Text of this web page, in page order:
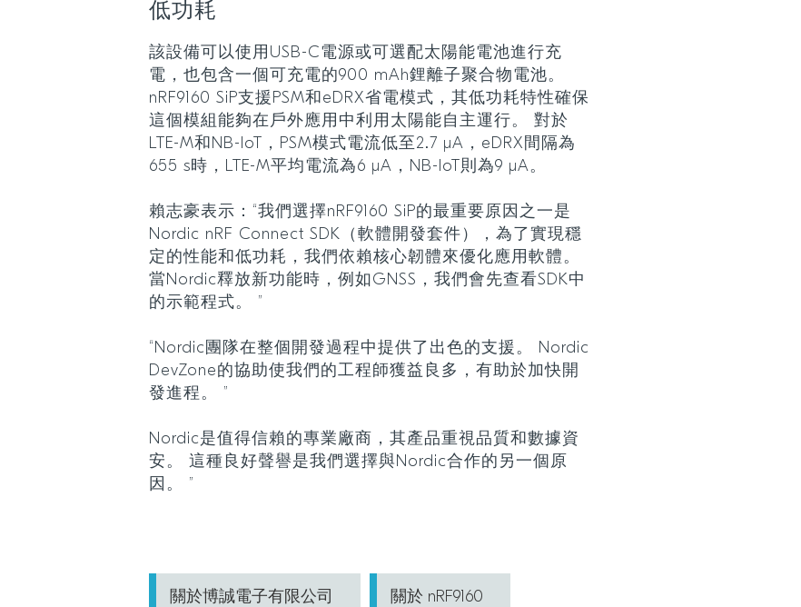
低功耗
該設備可以使用USB-C電源或可選配太陽能電池進行充
電，也包含一個可充電的900 mAh鋰離子聚合物電池。
nRF9160 SiP支援PSM和eDRX省電模式，其低功耗特性確保
這個模組能夠在戶外應用中利用太陽能自主運行。 對於
LTE-M和NB-IoT，PSM模式電流低至2.7 μA，eDRX間隔為
655 s時，LTE-M平均電流為6 μA，NB-IoT則為9 μA。
賴志豪表示：“我們選擇nRF9160 SiP的最重要原因之一是
Nordic nRF Connect SDK（軟體開發套件），為了實現穩
定的性能和低功耗，我們依賴核心韌體來優化應用軟體。
當Nordic釋放新功能時，例如GNSS，我們會先查看SDK中
的示範程式。 ”
“Nordic團隊在整個開發過程中提供了出色的支援。 Nordic
DevZone的協助使我們的工程師獲益良多，有助於加快開
發進程。 ”
Nordic是值得信賴的專業廠商，其產品重視品質和數據資
安。 這種良好聲譽是我們選擇與Nordic合作的另一個原
因。 ”
關於博誠電子有限公司 關於 nRF9160